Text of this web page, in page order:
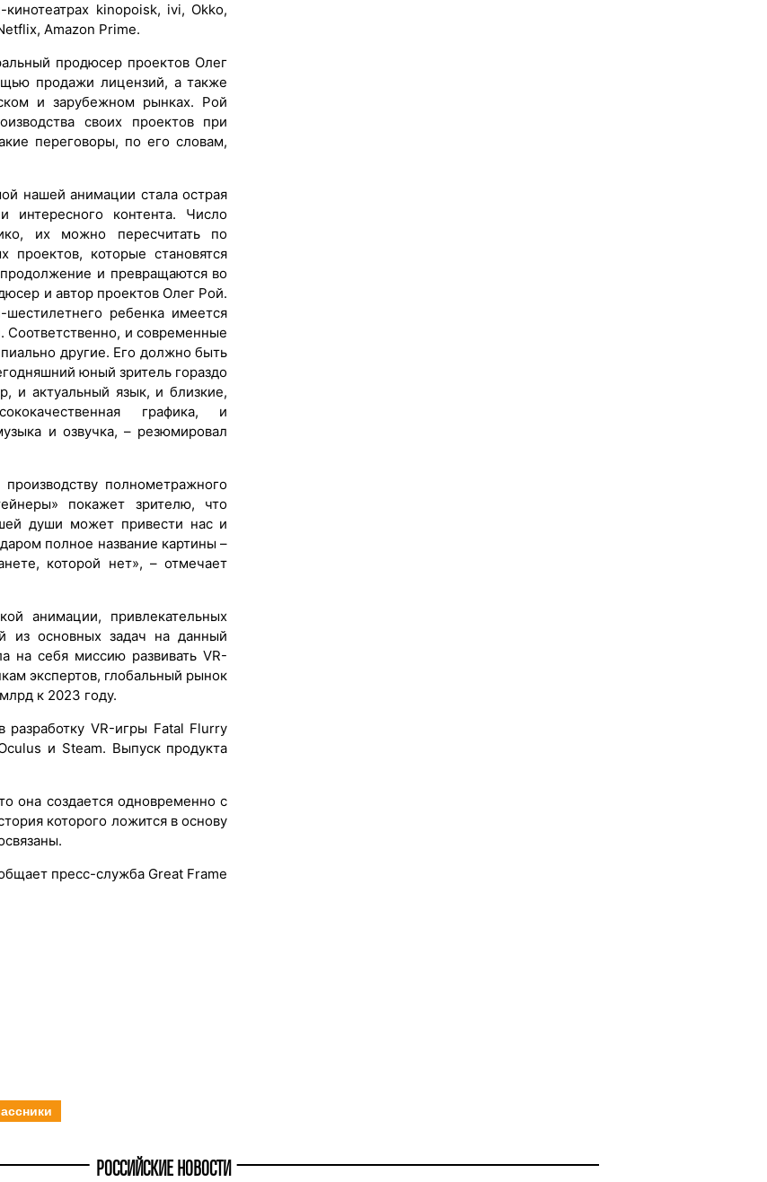
kinopoisk, ivi, Okko,
Amazon Prime.
продюсер проектов Олег
продажи лицензий, а также
и зарубежном рынках. Рой
своих проектов при
переговоры, по его словам,
нашей анимации стала острая
интересного контента. Число
их можно пересчитать по
которые становятся
и превращаются во
и автор проектов Олег Рой.
ребенка имеется
и современные
другие. Его должно быть
юный зритель гораздо
и актуальный язык, и близкие,
графика, и
и озвучка, – резюмировал
полнометражного
покажет зрителю, что
души может привести нас и
полное название картины –
которой нет», – отмечает
анимации, привлекательных
из основных задач на данный
на себя миссию развивать VR-
экспертов, глобальный рынок
к 2023 году.
VR-игры Fatal Flurry
и Steam. Выпуск продукта
она создается одновременно с
которого ложится в основу
пресс-служба Great Frame
РОССИЙСКИЕ НОВОСТИ